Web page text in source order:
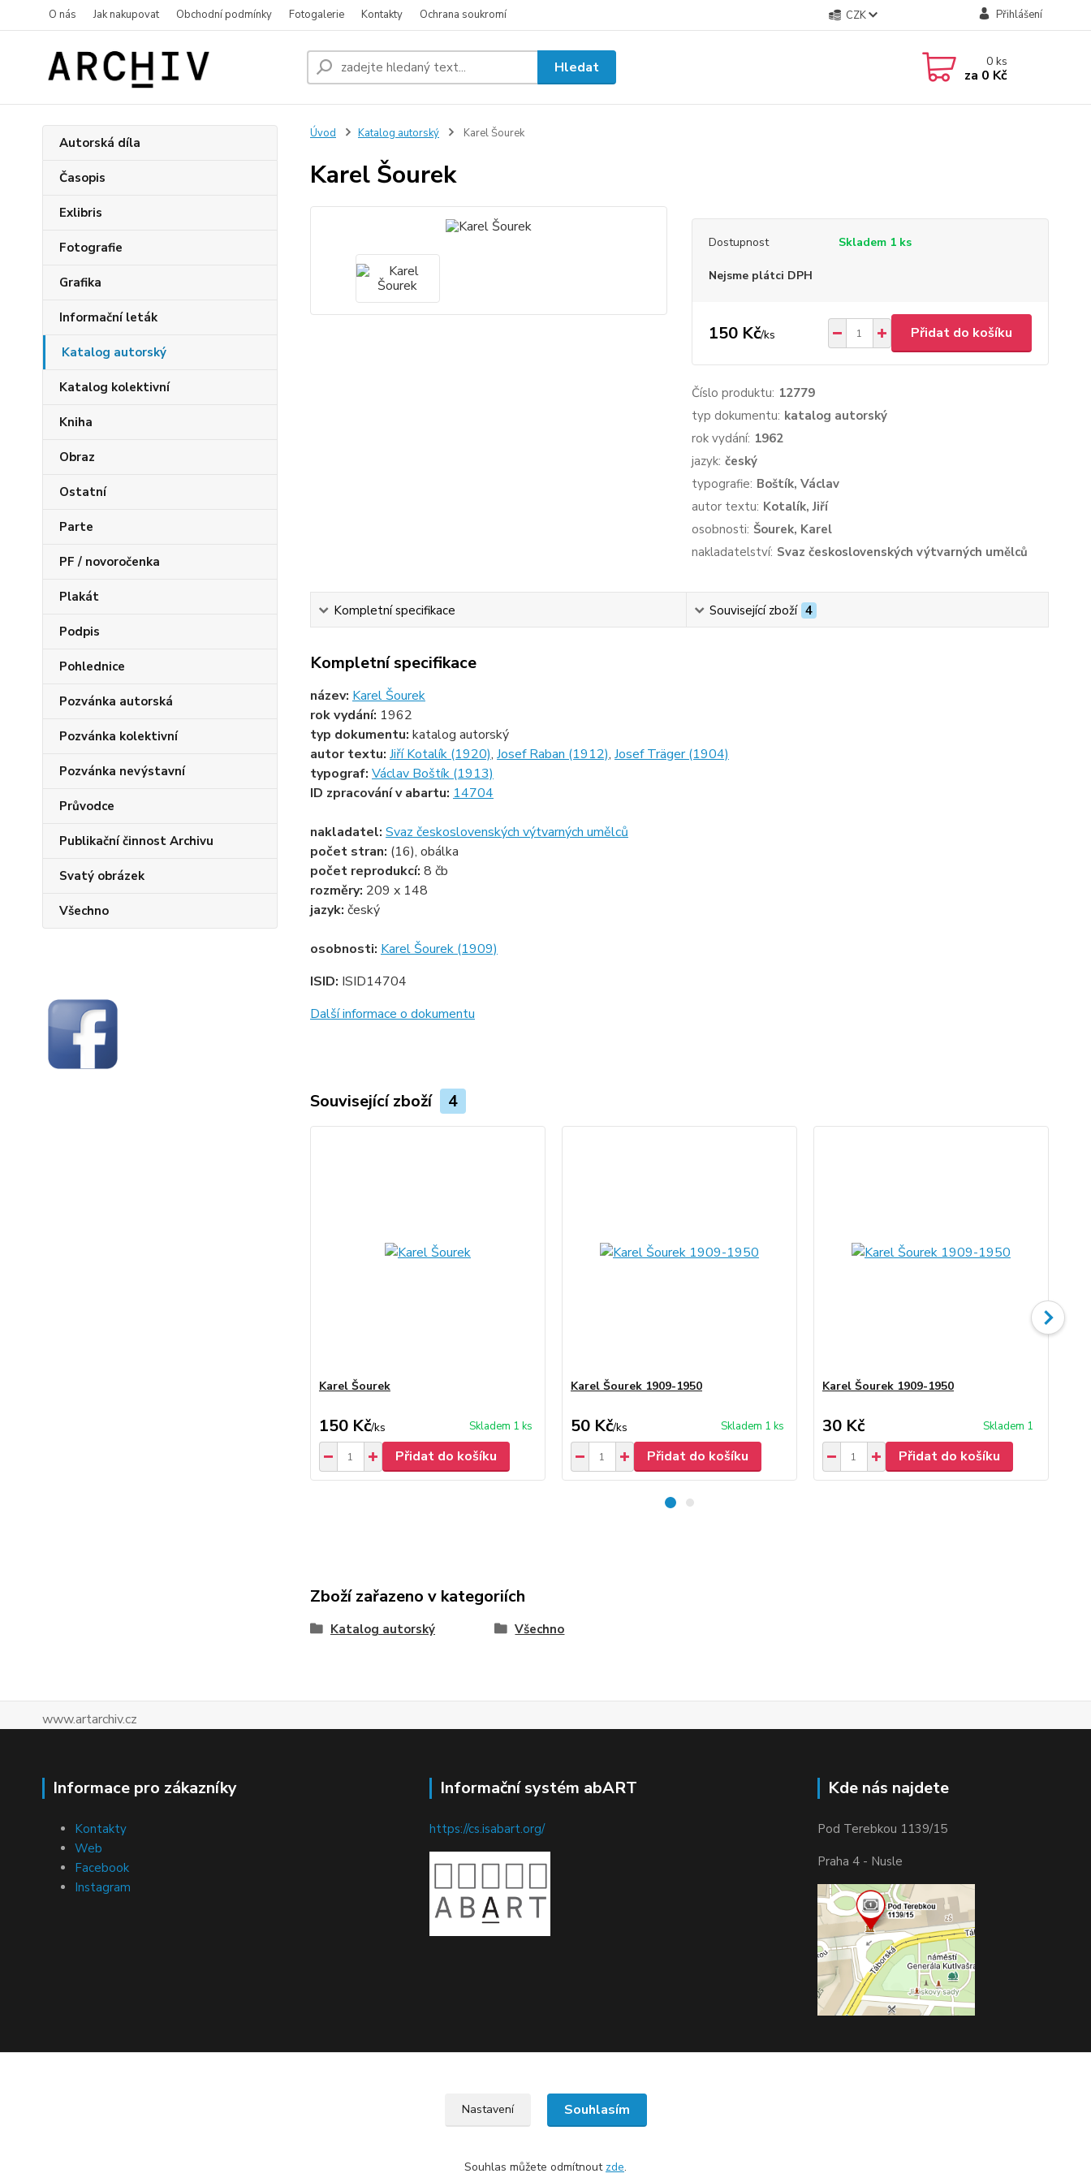
O nás Jak nakupovat Obchodní podmínky Fotogalerie Kontakty Ochrana soukromí CZK Přihlášení
Hledat 0ks
za 0 Kč
Autorská díla
Časopis
Exlibris
Fotografie
Grafika
Informační leták
Katalog autorský
Katalog kolektivní
Kniha
Obraz
Ostatní
Parte
PF / novoročenka
Plakát
Podpis
Pohlednice
Pozvánka autorská
Pozvánka kolektivní
Pozvánka nevýstavní
Průvodce
Publikační činnost Archivu
Svatý obrázek
Všechno
Úvod Katalog autorský Karel Šourek
Karel Šourek
Dostupnost Skladem 1 ks
Nejsme plátci DPH
150 Kč/ks Přidat do košíku
Číslo produktu: 12779
typ dokumentu: katalog autorský
rok vydání: 1962
jazyk: český
typografie: Boštík, Václav
autor textu: Kotalík, Jiří
osobnosti: Šourek, Karel
nakladatelství: Svaz československých výtvarných umělců
Kompletní specifikace Související zboží 4
Kompletní specifikace
název: Karel Šourek
rok vydání: 1962
typ dokumentu: katalog autorský
autor textu: Jiří Kotalík (1920), Josef Raban (1912), Josef Träger (1904)
typograf: Václav Boštík (1913)
ID zpracování v abartu: 14704
nakladatel: Svaz československých výtvarných umělců
počet stran: (16), obálka
počet reprodukcí: 8 čb
rozměry: 209 x 148
jazyk: český
osobnosti: Karel Šourek (1909)
ISID: ISID14704
Další informace o dokumentu
Související zboží 4
Karel Šourek
150 Kč/ks Skladem 1 ks
Přidat do košíku
Karel Šourek 1909-1950
50 Kč/ks Skladem 1 ks
Přidat do košíku
Karel Šourek 1909-1950
30 Kč Skladem 1
Přidat do košíku
Zboží zařazeno v kategoriích
Katalog autorský Všechno
www.artarchiv.cz
Informace pro zákazníky
Kontakty
Web
Facebook
Instagram
Informační systém abART
https://cs.isabart.org/
Kde nás najdete
Pod Terebkou 1139/15
Praha 4 - Nusle
Upravit sběr cookies.
Nastavení Souhlasím
Souhlas můžete odmítnout zde.